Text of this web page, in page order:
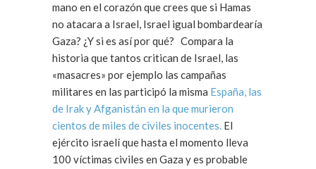
mano en el corazón que crees que si Hamas
no atacara a Israel, Israel igual bombardearía
Gaza? ¿Y si es así por qué? Compara la
historia que tantos critican de Israel, las
«masacres» por ejemplo las campañas
militares en las participó la misma España, las
de Irak y Afganistán en la que murieron
cientos de miles de civiles inocentes. El
ejército israelí que hasta el momento lleva
100 víctimas civiles en Gaza y es probable